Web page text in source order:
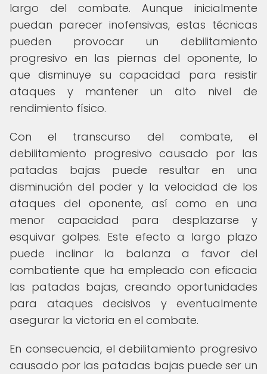
largo del combate. Aunque inicialmente
puedan parecer inofensivas, estas técnicas
pueden provocar un debilitamiento
progresivo en las piernas del oponente, lo
que disminuye su capacidad para resistir
ataques y mantener un alto nivel de
rendimiento físico.
Con el transcurso del combate, el
debilitamiento progresivo causado por las
patadas bajas puede resultar en una
disminución del poder y la velocidad de los
ataques del oponente, así como en una
menor capacidad para desplazarse y
esquivar golpes. Este efecto a largo plazo
puede inclinar la balanza a favor del
combatiente que ha empleado con eficacia
las patadas bajas, creando oportunidades
para ataques decisivos y eventualmente
asegurar la victoria en el combate.
En consecuencia, el debilitamiento progresivo
causado por las patadas bajas puede ser un